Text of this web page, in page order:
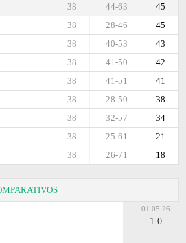
45
44-63
38
45
28-46
38
43
40-53
38
42
41-50
38
41
41-51
38
38
28-50
38
34
32-57
38
21
25-61
38
18
26-71
38
01.05.26
1:0